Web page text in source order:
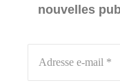
nouvelles